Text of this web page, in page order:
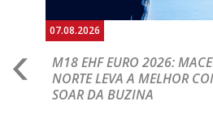
07.08.2026
M18 EHF EURO 2026:
NORTE LEVA A MELHOR
SOAR DA BUZINA